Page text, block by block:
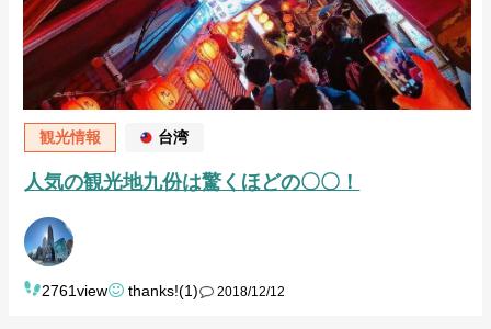
観光情報 台湾
人気の観光地九份は驚くほどの〇〇！
2761view thanks!(1) 2018/12/12